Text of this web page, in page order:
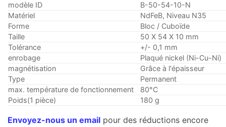
modèle ID
B-50-54-10-N
Matériel
NdFeB, Niveau N35
Forme
Bloc / Cuboïde
Taille
50 X 54 X 10 mm
Tolérance
+/- 0,1 mm
enrobage
Plaqué nickel (Ni-Cu-Ni)
magnétisation
Grâce à l'épaisseur
Type
Permanent
max. température de fonctionnement
80°C
Poids(1 pièce)
180 g
Envoyez-nous un email pour des réductions encore